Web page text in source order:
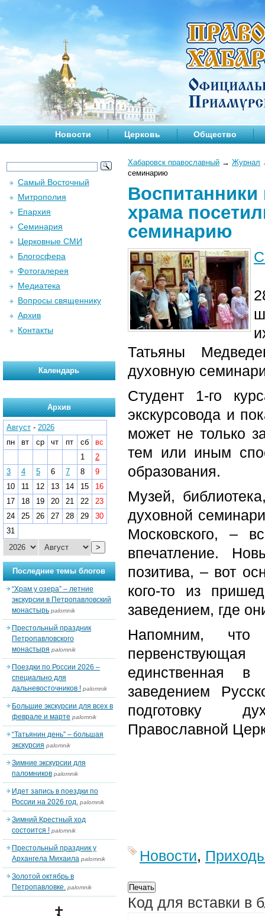
Новости Церковь Общество
Хабаровск православный → Журнал
семинарию
храма
семинарию
Татьяны
духовную
Студент 1-го
экскурсовода и
может не только
тем или иным
образования.
Музей,
духовной
Московского, –
впечатление.
позитива, – вот
кого-то из
заведением, где
Напомним, что
единственная
заведением
подготовку
Православной
Новости,
Код для вставки в
Самый Восточный
Митрополия
Епархия
Семинария
Церковные СМИ
Блогосфера
Фотогалерея
Медиатека
Вопросы священнику
Архив
Контакты
Календарь
Архив
Август - 2026
пн
вт ср чт пт сб
вс
1
2
3
4 5 6 7 8
9
10
11 12 13 14 15
16
17
18 19 20 21 22
23
24
25 26 27 28 29
30
31
>
Последние темы блогов
“Храм у озера” – летние
экскурсии в Петропавловский
монастырь palomnik
Престольный праздник
Петропавловского
монастыря palomnik
Поездки по России 2026 –
специально для
дальневосточников ! palomnik
Большие экскурсии для всех в
феврале и марте palomnik
“Татьянин день” – большая
экскурсия palomnik
Зимние экскурсии для
паломников palomnik
Идет запись в поездки по
России на 2026 год. palomnik
Зимний Крестный ход
состоится ! palomnik
Престольный праздник у
Архангела Михаила palomnik
Золотой октябрь в
Петропавловке. palomnik